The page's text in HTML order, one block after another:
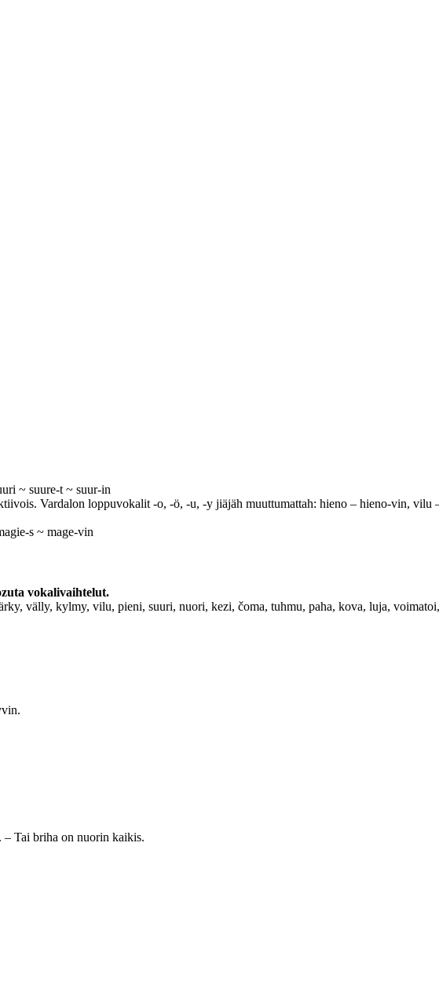
~ suure-t ~ suur-in
Vardalon loppuvokalit -o, -ö, -u, -y jiäjäh muuttumattah: hieno – hieno-vin, vilu
s ~ mage-vin
vokalivaihtelut.
välly, kylmy, vilu, pieni, suuri, nuori, kezi, čoma, tuhmu, paha, kova, luja,
Tai briha on nuorin kaikis.